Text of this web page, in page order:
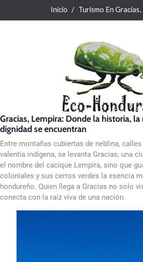
Inicio Turismo En Gracias,
Gracias, Lempira: Donde la historia,
dignidad se encuentran
Entre montañas cubiertas de neblina,
valentía indígena, se levanta Gracias, una
el nombre del cacique Lempira, sino que
coloniales y sus cerros verdes la esencia
hondureño. Quien llega a Gracias no solo
conecta con la raíz viva de una nación.